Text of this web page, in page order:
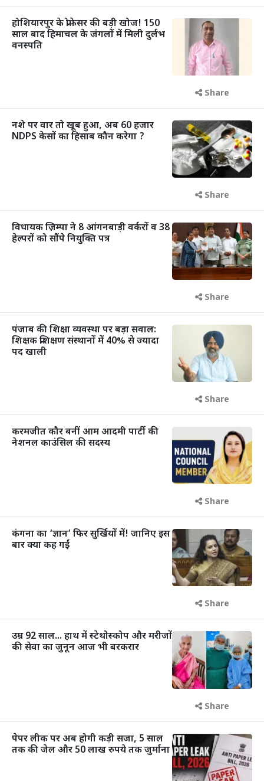
होशियारपुर के प्रोफेसर की बड़ी खोज! 150
साल बाद हिमाचल के जंगलों में मिली दुर्लभ
वनस्पति
Share
नशे पर वार तो खूब हुआ, अब 60 हजार
NDPS केसों का हिसाब कौन करेगा ?
Share
विधायक ज़िम्पा ने 8 आंगनबाड़ी वर्करों व 38
हेल्परों को सौंपे नियुक्ति पत्र
Share
पंजाब की शिक्षा व्यवस्था पर बड़ा सवाल:
शिक्षक प्रशिक्षण संस्थानों में 40% से ज्यादा
पद खाली
Share
करमजीत कौर बनीं आम आदमी पार्टी की
नेशनल काउंसिल की सदस्य
Share
कंगना का ‘ज्ञान’ फिर सुर्खियों में! जानिए इस
बार क्या कह गईं
Share
उम्र 92 साल... हाथ में स्टेथोस्कोप और मरीजों
की सेवा का जुनून आज भी बरकरार
Share
पेपर लीक पर अब होगी कड़ी सजा, 5 साल
तक की जेल और 50 लाख रुपये तक जुर्माना